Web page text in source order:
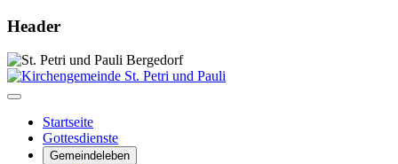
Header
Startseite
Gottesdienste
Gemeindeleben